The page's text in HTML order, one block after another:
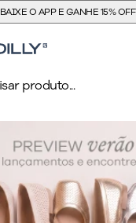
BAIXE O APP E GANHE 15% OFF